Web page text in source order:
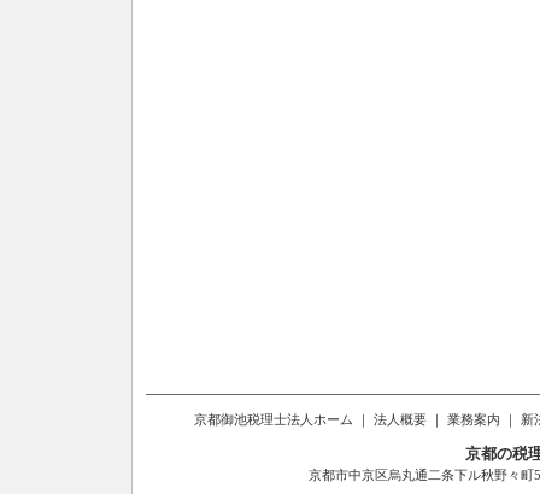
京都御池税理士法人ホーム ｜ 法人概要 ｜ 業務案内 ｜ 新
京都の税
京都市中京区烏丸通二条下ル秋野々